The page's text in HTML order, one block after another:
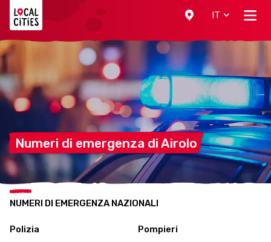
IT
Numeri di emergenza di Airolo
NUMERI DI EMERGENZA NAZIONALI
Polizia Pompieri